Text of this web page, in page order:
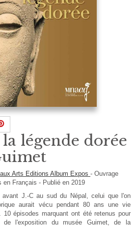
légende dorée
Arts Editions Album Expos - Ouvrage
en Français - Publié en 2019
avant J.-C au sud du Népal, celui que l'on
aurait vécu pendant 80 ans une vie
10 épisodes marquant ont été retenus pour
de l'exposition du musée Guimet, de la